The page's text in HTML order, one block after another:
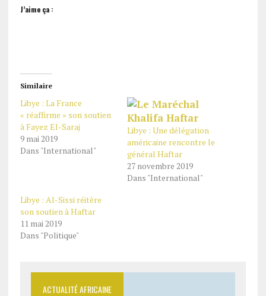
J’aime ça :
Similaire
Libye : La France
« réaffirme » son soutien
à Fayez El-Saraj
9 mai 2019
Dans "International"
Libye : Une délégation
américaine rencontre le
général Haftar
27 novembre 2019
Dans "International"
Libye : Al-Sissi réitère
son soutien à Haftar
11 mai 2019
Dans "Politique"
ACTUALITÉ AFRICAINE